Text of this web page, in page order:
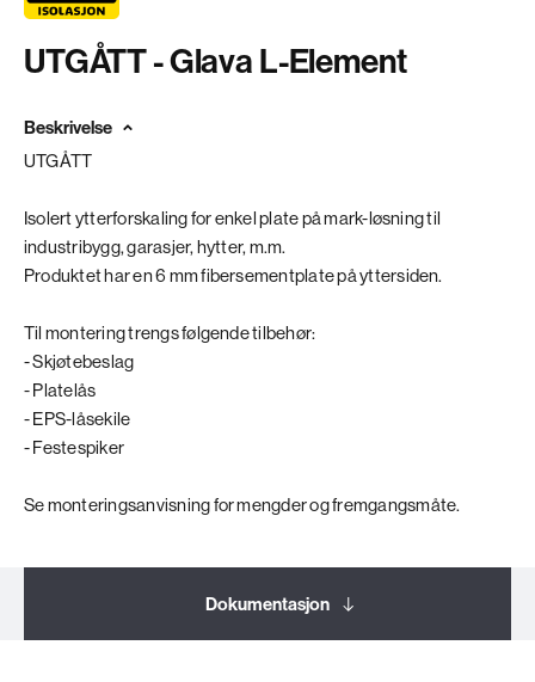
UTGÅTT - Glava L-Element
Beskrivelse
UTGÅTT
Isolert ytterforskaling for enkel plate på mark-løsning til
industribygg, garasjer, hytter, m.m.
Produktet har en 6 mm fibersementplate på yttersiden.
Til montering trengs følgende tilbehør:
- Skjøtebeslag
- Platelås
- EPS-låsekile
- Festespiker
Se monteringsanvisning for mengder og fremgangsmåte.
Dokumentasjon